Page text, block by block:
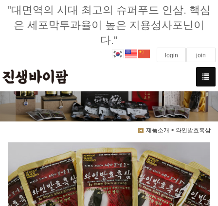
"대면역의 시대 최고의 슈퍼푸드 인삼. 핵심
은 세포막투과율이 높은 지용성사포닌이
다."
login join
제품소개 > 와인발효흑삼